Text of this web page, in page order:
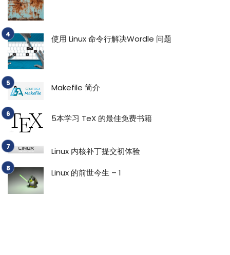
使用 Linux 命令行解决Wordle 问题
Makefile 简介
5本学习 TeX 的最佳免费书籍
Linux 内核补丁提交初体验
Linux 的前世今生 – 1